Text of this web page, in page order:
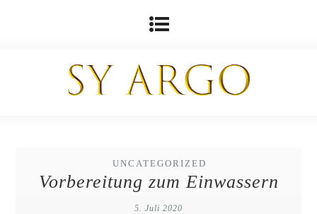
UNCATEGORIZED
Vorbereitung zum Einwassern
5. Juli 2020